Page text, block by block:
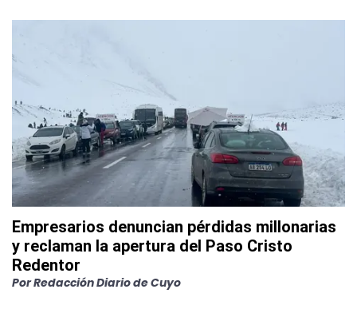
Empresarios denuncian pérdidas millonarias
y reclaman la apertura del Paso Cristo
Redentor
PorRedacción Diario de Cuyo